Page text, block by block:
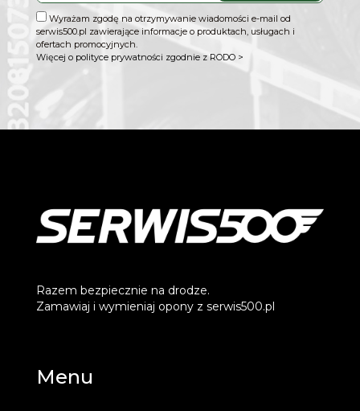
Wyrażam zgodę na otrzymywanie wiadomości e-mail od
serwis500.pl zawierające informacje o produktach, usługach i
ofertach promocyjnych.
Więcej o polityce prywatności zgodnie z RODO >
Razem bezpiecznie na drodze.
Zamawiaj i wymieniaj opony z serwis500.pl
Menu